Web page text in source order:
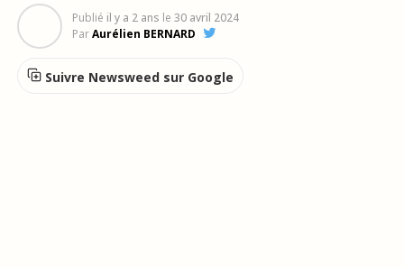
Publié il y a 2 ans le 30 avril 2024
ParAurélien BERNARD
Suivre Newsweed sur Google